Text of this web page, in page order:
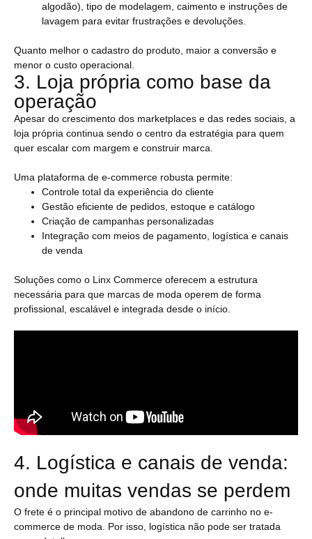
algodão), tipo de modelagem, caimento e instruções de
lavagem para evitar frustrações e devoluções.
Quanto melhor o cadastro do produto, maior a conversão e
menor o custo operacional.
3. Loja própria como base da
operação
Apesar do crescimento dos marketplaces e das redes sociais, a
loja própria continua sendo o centro da estratégia para quem
quer escalar com margem e construir marca.
Uma plataforma de e-commerce robusta permite:
Controle total da experiência do cliente
Gestão eficiente de pedidos, estoque e catálogo
Criação de campanhas personalizadas
Integração com meios de pagamento, logística e canais
de venda
Soluções como o Linx Commerce oferecem a estrutura
necessária para que marcas de moda operem de forma
profissional, escalável e integrada desde o início.
4. Logística e canais de venda:
onde muitas vendas se perdem
O frete é o principal motivo de abandono de carrinho no e-
commerce de moda. Por isso, logística não pode ser tratada